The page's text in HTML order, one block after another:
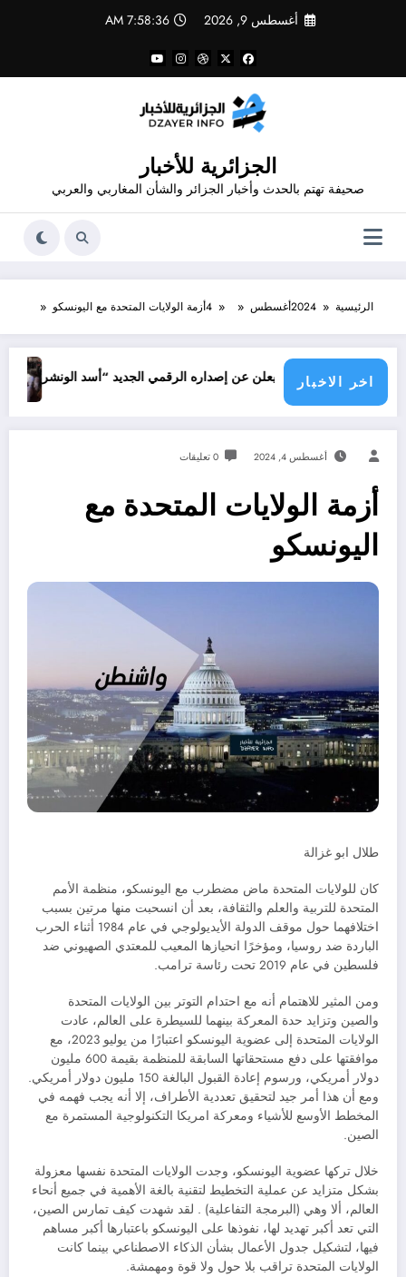
أغسطس 9, 2026 7:58:36 AM
الجزائرية للأخبار
صحيفة تهتم بالحدث وأخبار الجزائر والشأن المغاربي والعربي
الرئيسية 2024أغسطس 4أزمة الولايات المتحدة مع اليونسكو
اخر الاخبار
شاهد يعلن عن إصداره الرقمي الجديد “أسد الونشريس” تخليدا لنضال
جرائم
أغسطس 4, 2024 0 تعليقات
أزمة الولايات المتحدة مع
اليونسكو
طلال ابو غزالة
كان للولايات المتحدة ماض مضطرب مع اليونسكو، منظمة الأمم
المتحدة للتربية والعلم والثقافة، بعد أن انسحبت منها مرتين بسبب
اختلافهما حول موقف الدولة الأيديولوجي في عام 1984 أثناء الحرب
الباردة ضد روسيا، ومؤخرًا انحيازها المعيب للمعتدي الصهيوني ضد
فلسطين في عام 2019 تحت رئاسة ترامب.
ومن المثير للاهتمام أنه مع احتدام التوتر بين الولايات المتحدة
والصين وتزايد حدة المعركة بينهما للسيطرة على العالم، عادت
الولايات المتحدة إلى عضوية اليونسكو اعتبارًا من يوليو 2023، مع
موافقتها على دفع مستحقاتها السابقة للمنظمة بقيمة 600 مليون
دولار أمريكي، ورسوم إعادة القبول البالغة 150 مليون دولار أمريكي.
ومع أن هذا أمر جيد لتحقيق تعددية الأطراف، إلا أنه يجب فهمه في
المخطط الأوسع للأشياء ومعركة امريكا التكنولوجية المستمرة مع
الصين.
خلال تركها عضوية اليونسكو، وجدت الولايات المتحدة نفسها معزولة
بشكل متزايد عن عملية التخطيط لتقنية بالغة الأهمية في جميع أنحاء
العالم، ألا وهي (البرمجة التفاعلية) . لقد شهدت كيف تمارس الصين،
التي تعد أكبر تهديد لها، نفوذها على اليونسكو باعتبارها أكبر مساهم
فيها، لتشكيل جدول الأعمال بشأن الذكاء الاصطناعي بينما كانت
الولايات المتحدة تراقب بلا حول ولا قوة ومهمشة.